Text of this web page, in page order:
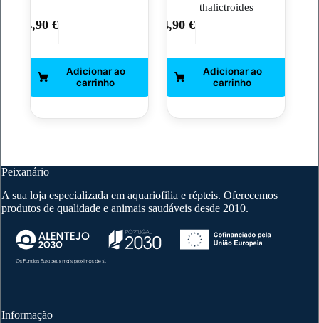
4,90 €
thalictroides
4,90€
Peixanário
A sua loja especializada em aquariofilia e répteis. Oferecemos
produtos de qualidade e animais saudáveis desde 2010.
Informação